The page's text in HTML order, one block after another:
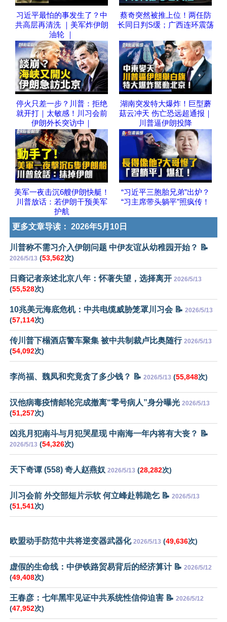
习近平最怕的事发生了？中
共高层再清洗 ｜美军炸伊朗
油轮 ｜
蔡奇突然被推上位！两任防
长同日判S缓；广西连环震荡
停火只差一步？川普：拒绝
就开打｜太敏感！川习会前
伊朗外长突访中｜
湖南突发特大爆炸！巨型蘑
菇云冲天 伤亡恐远超通报｜
川普逼伊朗投降
美军一夜击沉6艘伊朗快艇！
川普放话：若伊朗干预美军
护航
“习近平三胞胎兄弟”出炉？
“习主席带头躺平”照疯传！
更多文章导读： 2026年5月10日
川普称不需习介入伊朗问题 中伊友谊从幼稚园开始？ 📝
2026/5/13 (53,562次)
日裔记者亲述北京八年：怀著失望，选择离开 2026/5/13
(55,528次)
10兆美元海底危机：中共电缆威胁笼罩川习会 📝 2026/5/13
(57,114次)
传川普下榻酒店警车聚集 被中共制裁卢比奥随行 2026/5/13
(54,092次)
李尚福、魏凤和究竟贪了多少钱？ 📝 2026/5/13 (55,848次)
汉他病毒疫情邮轮完成撤离“零号病人”身分曝光 2026/5/13
(51,257次)
凶兆月犯南斗与月犯哭星现 中南海一年内将有大丧？ 📝
2026/5/13 (54,326次)
天下奇谭 (558) 奇人赵燕奴 2026/5/13 (28,282次)
川习会前 外交部短片示软 何立峰赴韩跪乞 📝 2026/5/13
(51,541次)
欧盟动手防范中共将逆变器武器化 2026/5/13 (49,636次)
虚假的生命线：中伊铁路贸易背后的经济算计 📝 2026/5/12
(49,408次)
王春彦：七年黑牢见证中共系统性信仰迫害 📝 2026/5/12
(47,952次)